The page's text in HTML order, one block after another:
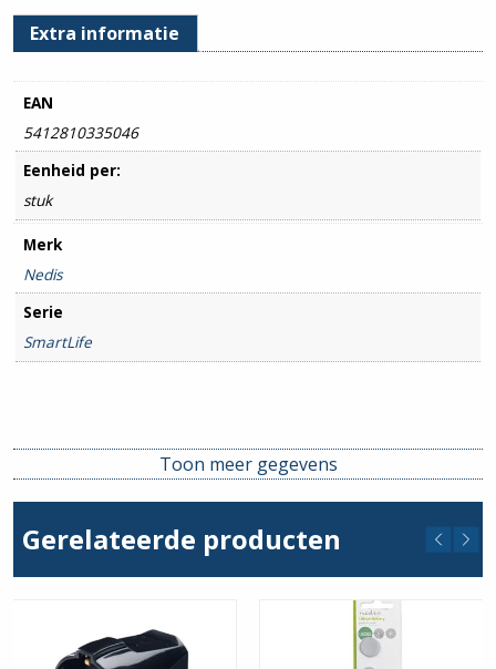
Extra informatie
EAN
5412810335046
Eenheid per:
stuk
Merk
Nedis
Serie
SmartLife
Toon meer gegevens
Gerelateerde producten